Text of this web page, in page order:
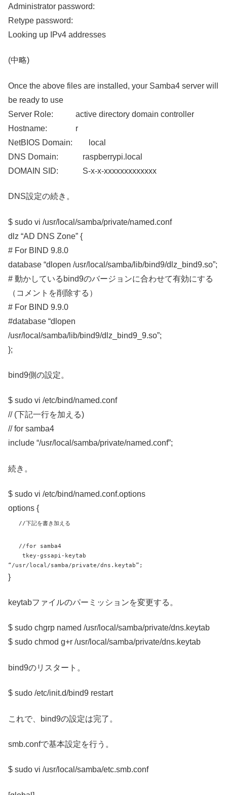
Administrator password:
Retype password:
Looking up IPv4 addresses
(中略)
Once the above files are installed, your Samba4 server will
be ready to use
Server Role: active directory domain controller
Hostname: r
NetBIOS Domain: local
DNS Domain: raspberrypi.local
DOMAIN SID: S-x-x-xxxxxxxxxxxxx
DNS設定の続き。
$ sudo vi /usr/local/samba/private/named.conf
dlz “AD DNS Zone” {
# For BIND 9.8.0
database “dlopen /usr/local/samba/lib/bind9/dlz_bind9.so”;
# 動かしているbind9のバージョンに合わせて有効にする
（コメントを削除する）
# For BIND 9.9.0
#database “dlopen
/usr/local/samba/lib/bind9/dlz_bind9_9.so”;
};
bind9側の設定。
$ sudo vi /etc/bind/named.conf
// (下記一行を加える)
// for samba4
include “/usr/local/samba/private/named.conf”;
続き。
$ sudo vi /etc/bind/named.conf.options
options {
//下記を書き加える
//for samba4
tkey-gssapi-keytab
“/usr/local/samba/private/dns.keytab”;
}
keytabファイルのパーミッションを変更する。
$ sudo chgrp named /usr/local/samba/private/dns.keytab
$ sudo chmod g+r /usr/local/samba/private/dns.keytab
bind9のリスタート。
$ sudo /etc/init.d/bind9 restart
これで、bind9の設定は完了。
smb.confで基本設定を行う。
$ sudo vi /usr/local/samba/etc.smb.conf